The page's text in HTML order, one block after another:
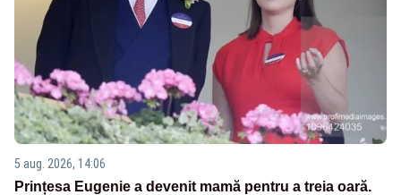
5 aug. 2026, 14:06
Prințesa Eugenie a devenit mamă pentru a treia oară.